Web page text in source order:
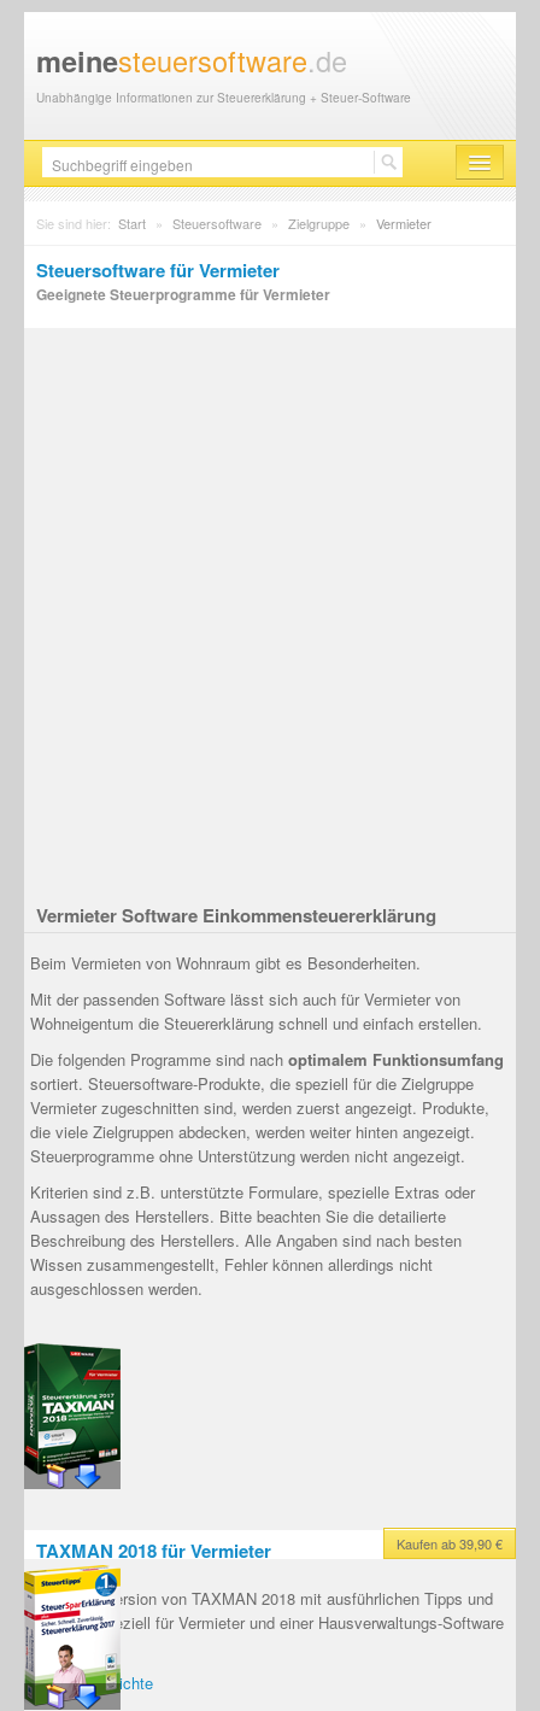
meinesteuersoftware.de
Unabhängige Informationen zur Steuererklärung + Steuer-Software
Steuersoftware
Steuer-News
Sie sind hier: Start » Steuersoftware » Zielgruppe » Vermieter
Steuersoftware für Vermieter
Geeignete Steuerprogramme für Vermieter
Vermieter Software Einkommensteuererklärung
Beim Vermieten von Wohnraum gibt es Besonderheiten.
Mit der passenden Software lässt sich auch für Vermieter von
Wohneigentum die Steuererklärung schnell und einfach erstellen.
Die folgenden Programme sind nach optimalem Funktionsumfang
sortiert. Steuersoftware-Produkte, die speziell für die Zielgruppe
Vermieter zugeschnitten sind, werden zuerst angezeigt. Produkte,
die viele Zielgruppen abdecken, werden weiter hinten angezeigt.
Steuerprogramme ohne Unterstützung werden nicht angezeigt.
Kriterien sind z.B. unterstützte Formulare, spezielle Extras oder
Aussagen des Herstellers. Bitte beachten Sie die detailierte
Beschreibung des Herstellers. Alle Angaben sind nach besten
Wissen zusammengestellt, Fehler können allerdings nicht
ausgeschlossen werden.
Kaufen ab 39,90 €
TAXMAN 2018 für Vermieter
Erweiterte Version von TAXMAN 2018 mit ausführlichen Tipps und
Ratgeber speziell für Vermieter und einer Hausverwaltungs-Software
[...]
Testberichte